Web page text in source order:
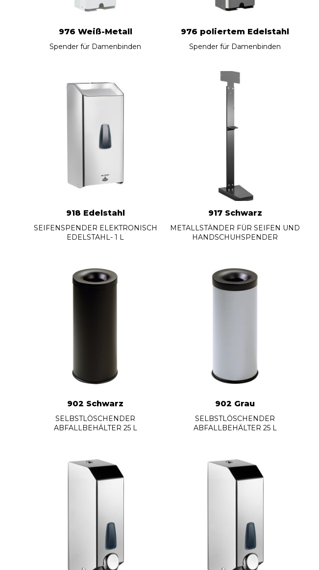
976 Weiß-Metall
Spender für Damenbinden
976 poliertem Edelstahl
Spender für Damenbinden
918 Edelstahl
SEIFENSPENDER ELEKTRONISCH
EDELSTAHL- 1 L
917 Schwarz
METALLSTÄNDER FÜR SEIFEN UND
HANDSCHUHSPENDER
902 Schwarz
SELBSTLÖSCHENDER
ABFALLBEHÄLTER 25 L
902 Grau
SELBSTLÖSCHENDER
ABFALLBEHÄLTER 25 L